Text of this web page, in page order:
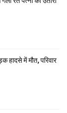
हादसे में मौत, परिवार